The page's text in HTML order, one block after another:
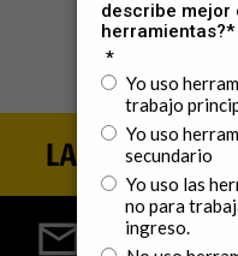
Regístrate